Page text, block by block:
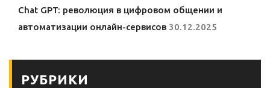
Chat GPT: революция в цифровом общении и
автоматизации онлайн-сервисов 30.12.2025
РУБРИКИ